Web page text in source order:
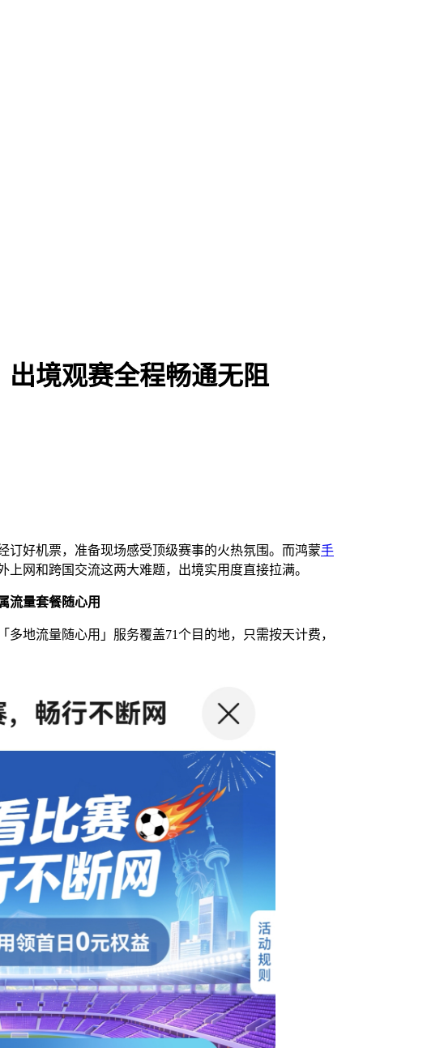
境观赛全程畅通无阻
订好机票，准备现场感受顶级赛事的火热氛围。而鸿蒙手
网和跨国交流这两大难题，出境实用度直接拉满。
流量套餐随心用
地流量随心用」服务覆盖71个目的地，只需按天计费，